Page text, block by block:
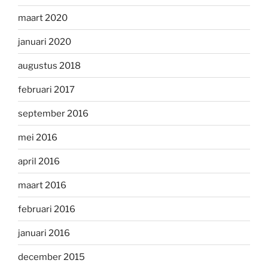
maart 2020
januari 2020
augustus 2018
februari 2017
september 2016
mei 2016
april 2016
maart 2016
februari 2016
januari 2016
december 2015